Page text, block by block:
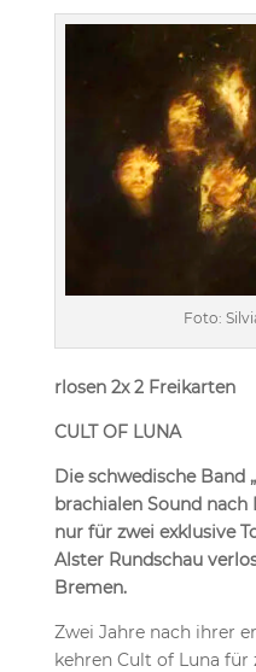
Foto:
rlosen 2x 2 Freikarten
CULT OF LUNA
Die schwedische Band
brachialen Sound
nur für zwei exklusive
Alster Rundschau
Bremen.
Zwei Jahre nach ihrer
kehren Cult of Luna für